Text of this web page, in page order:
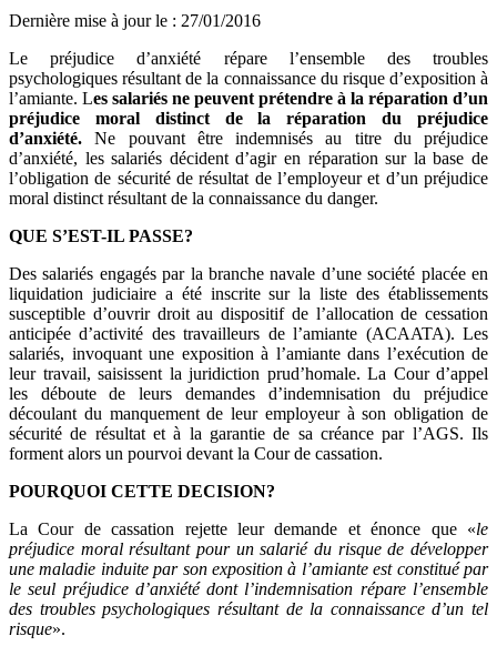
Dernière mise à jour le : 27/01/2016
Le préjudice d’anxiété répare l’ensemble des troubles
psychologiques résultant de la connaissance du risque d’exposition à
l’amiante. Les salariés ne peuvent prétendre à la réparation d’un
préjudice moral distinct de la réparation du préjudice
d’anxiété.Ne pouvant être indemnisés au titre du préjudice
d’anxiété, les salariés décident d’agir en réparation sur la base de
l’obligation de sécurité de résultat de l’employeur et d’un préjudice
moral distinct résultant de la connaissance du danger.
QUE S’EST-IL PASSE?
Des salariés engagés par la branche navale d’une société placée en
liquidation judiciaire a été inscrite sur la liste des établissements
susceptible d’ouvrir droit au dispositif de l’allocation de cessation
anticipée d’activité des travailleurs de l’amiante (ACAATA). Les
salariés, invoquant une exposition à l’amiante dans l’exécution de
leur travail, saisissent la juridiction prud’homale. La Cour d’appel
les déboute de leurs demandes d’indemnisation du préjudice
découlant du manquement de leur employeur à son obligation de
sécurité de résultat et à la garantie de sa créance par l’AGS. Ils
forment alors un pourvoi devant la Cour de cassation.
POURQUOI CETTE DECISION?
La Cour de cassation rejette leur demande et énonce que «le
préjudice moral résultant pour un salarié du risque de développer
une maladie induite par son exposition à l’amiante est constitué par
le seul préjudice d’anxiété dont l’indemnisation répare l’ensemble
des troubles psychologiques résultant de la connaissance d’un tel
risque».